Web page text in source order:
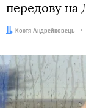
передову на
Автор:Костя Андрейковець